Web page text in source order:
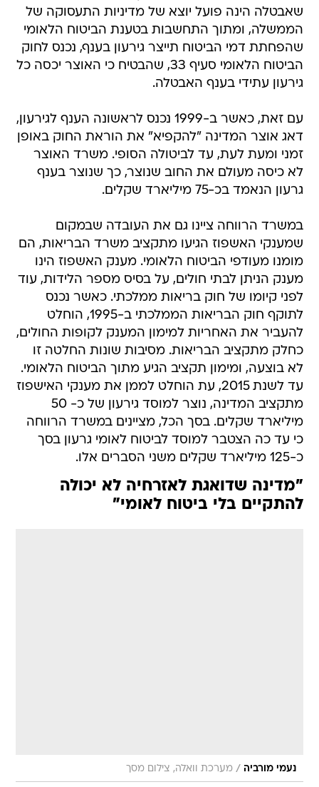
שאבטלה הינה פועל יוצא של מדיניות התעסוקה של
הממשלה, ומתוך התחשבות בטענת הביטוח הלאומי
שהפחתת דמי הביטוח תייצר גירעון בענף, נכנס לחוק
הביטוח הלאומי סעיף 33, שהבטיח כי האוצר יכסה כל
גירעון עתידי בענף האבטלה.
עם זאת, כאשר ב-1999 נכנס לראשונה הענף לגירעון,
דאג אוצר המדינה "להקפיא" את הוראת החוק באופן
זמני ומעת לעת, עד לביטולה הסופי. משרד האוצר
לא כיסה מעולם את החוב שנוצר, כך שנוצר בענף
גרעון הנאמד בכ-75 מיליארד שקלים.
במשרד הרווחה ציינו גם את העובדה שבמקום
שמענקי האשפוז הגיעו מתקציב משרד הבריאות, הם
מומנו מעודפי הביטוח הלאומי. מענק האשפוז הינו
מענק הניתן לבתי חולים, על בסיס מספר הלידות, עוד
לפני קיומו של חוק בריאות ממלכתי. כאשר נכנס
לתוקף חוק הבריאות הממלכתי ב-1995, הוחלט
להעביר את האחריות למימון המענק לקופות החולים,
כחלק מתקציב הבריאות. מסיבות שונות החלטה זו
לא בוצעה, ומימון תקציב הגיע מתוך הביטוח הלאומי.
עד לשנת 2015, עת הוחלט לממן את מענקי האישפוז
מתקציב המדינה, נוצר למוסד גירעון של כ- 50
מיליארד שקלים. בסך הכל, מציינים במשרד הרווחה
כי עד כה הצטבר למוסד לביטוח לאומי גרעון בסך
כ-125 מיליארד שקלים משני הסברים אלו.
"מדינה שדואגת לאזרחיה לא יכולה
להתקיים בלי ביטוח לאומי"
נעמי מורביה / מערכת וואלה, צילום מסך